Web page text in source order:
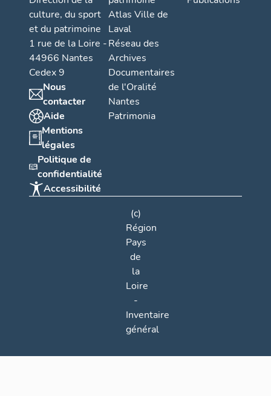
culture, du sport
et du patrimoine
1 rue de la Loire -
44966 Nantes
Cedex 9
Nous
contacter
Aide
Mentions
légales
Politique de
confidentialité
Accessibilité
Atlas Ville de
Laval
Réseau des
Archives
Documentaires
de l'Oralité
Nantes
Patrimonia
(c)
Région
Pays
de
la
Loire
-
Inventaire
général